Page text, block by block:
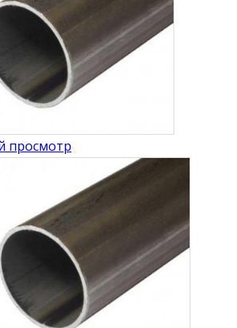
просмотр